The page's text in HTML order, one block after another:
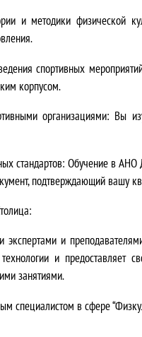
и методики физической
спортивных
корпусом.
организациями: Вы
стандартов: Обучение в АНО
подтверждающий вашу
и
и
занятиями.
специалистом в сфере